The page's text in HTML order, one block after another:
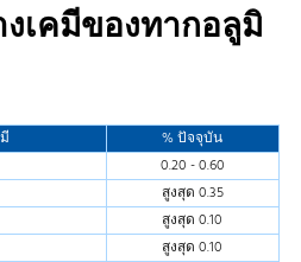
เคมีของทากอลูมิ
% ปัจจุบัน
0.20 - 0.60
สูงสุด 0.35
สูงสุด 0.10
สูงสุด 0.10